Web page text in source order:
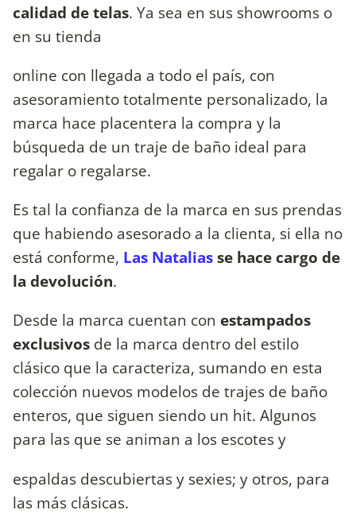
calidad de telas. Ya sea en sus showrooms o
en su tienda
online con llegada a todo el país, con
asesoramiento totalmente personalizado, la
marca hace placentera la compra y la
búsqueda de un traje de baño ideal para
regalar o regalarse.
Es tal la confianza de la marca en sus prendas
que habiendo asesorado a la clienta, si ella no
está conforme, Las Nataliasse hace cargo de
la devolución.
Desde la marca cuentan con estampados
exclusivos de la marca dentro del estilo
clásico que la caracteriza, sumando en esta
colección nuevos modelos de trajes de baño
enteros, que siguen siendo un hit. Algunos
para las que se animan a los escotes y
espaldas descubiertas y sexies; y otros, para
las más clásicas.